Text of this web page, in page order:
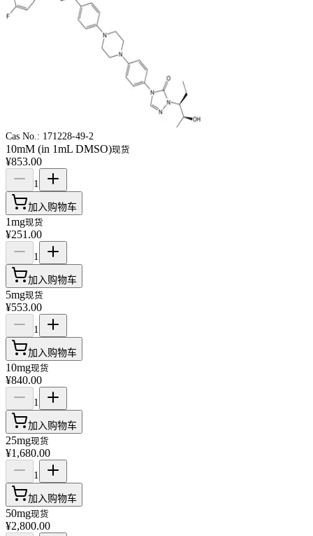
Cas No.: 171228-49-2
10mM (in 1mL DMSO)现货
¥853.00
1
加入购物车
1mg现货
¥251.00
1
加入购物车
5mg现货
¥553.00
1
加入购物车
10mg现货
¥840.00
1
加入购物车
25mg现货
¥1,680.00
1
加入购物车
50mg现货
¥2,800.00